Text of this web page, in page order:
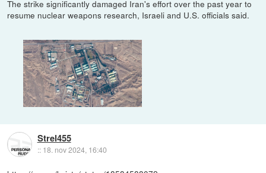
The strike significantly damaged Iran's effort over the past year to
resume nuclear weapons research, Israeli and U.S. officials said.
Strel455
:: 18. nov 2024, 16:40